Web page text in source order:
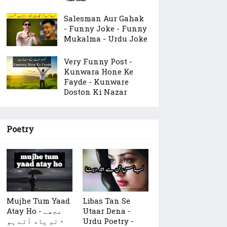
Salesman Aur Gahak
- Funny Joke - Funny
Mukalma - Urdu Joke
Very Funny Post -
Kunwara Hone Ke
Fayde - Kunware
Doston Ki Nazar
Poetry
Mujhe Tum Yaad
Atay Ho - مجھے
تم یاد آتے ہو -
Libas Tan Se
Utaar Dena -
Urdu Poetry -